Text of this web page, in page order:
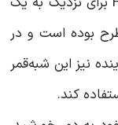
بوده است و در
نیز این شبه‌قمر
کند.